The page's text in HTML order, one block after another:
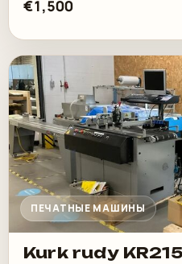
€1,500
ПЕЧАТНЫЕ МАШИНЫ
Kurk rudy